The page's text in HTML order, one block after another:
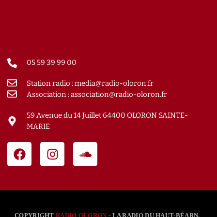
05 59 39 99 00
Station radio : media@radio-oloron.fr
Association : association@radio-oloron.fr
59 Avenue du 14 Juillet 64400 OLORON SAINTE-
MARIE
COPYRIGHTRADIO OLORON - LA RADIO DU HAUT-BÉARN.